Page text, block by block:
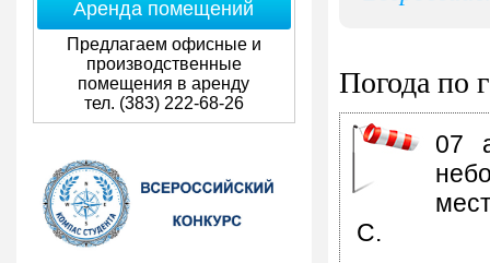
Аренда помещений
Предлагаем офисные и
производственные
помещения в аренду
тел. (383) 222-68-26
Погода по
07
С.